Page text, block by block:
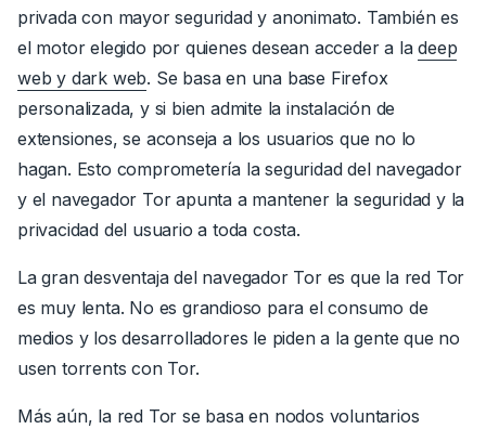
privada con mayor seguridad y anonimato. También es
el motor elegido por quienes desean acceder a ladeep
web y dark web. Se basa en una base Firefox
personalizada, y si bien admite la instalación de
extensiones, se aconseja a los usuarios que no lo
hagan. Esto comprometería la seguridad del navegador
y el navegador Tor apunta a mantener la seguridad y la
privacidad del usuario a toda costa.
La gran desventaja del navegador Tor es que la red Tor
es muy lenta. No es grandioso para el consumo de
medios y los desarrolladores le piden a la gente que no
usen torrents con Tor.
Más aún, la red Tor se basa en nodos voluntarios